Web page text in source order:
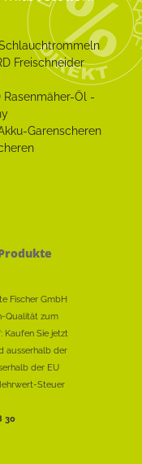
Fischer GmbH
Qualität zum
Kaufen Sie jetzt
ausserhalb der
der EU
Steuer
30